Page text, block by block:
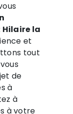
Hilaire la
et
tout
de
à
à
à votre